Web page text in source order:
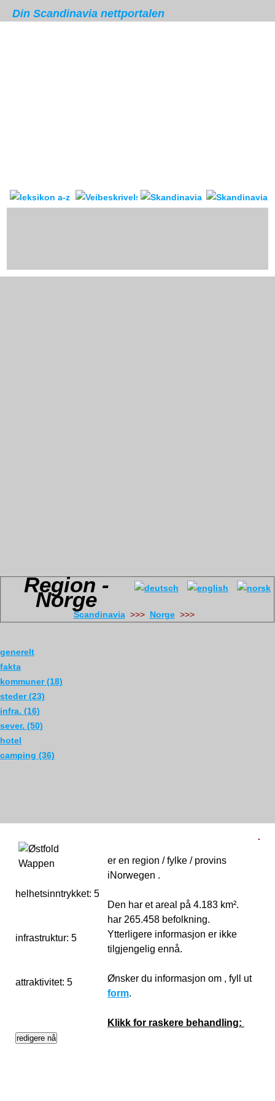
Din Scandinavia nettportalen
Skandinavia leksikonVeibeskrivelse forum &
Region -
Norge
Scandinavia>>> Norge
generelt
fakta
kommuner (18)
steder (23)
infra. (16)
sever. (50)
hotel
camping (36)
helhetsinntrykket: 5
infrastruktur: 5
attraktivitet: 5
er en region / fylke / provins
iNorwegen .
Den har et areal på 4.183 km².
har 265.458 befolkning.
Ytterligere informasjon er ikke
tilgjengelig ennå.
Ønsker du informasjon om , fyll ut
form.
Klikk for raskere behandling: